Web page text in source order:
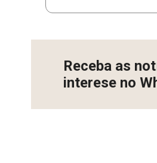
Receba as
interese no